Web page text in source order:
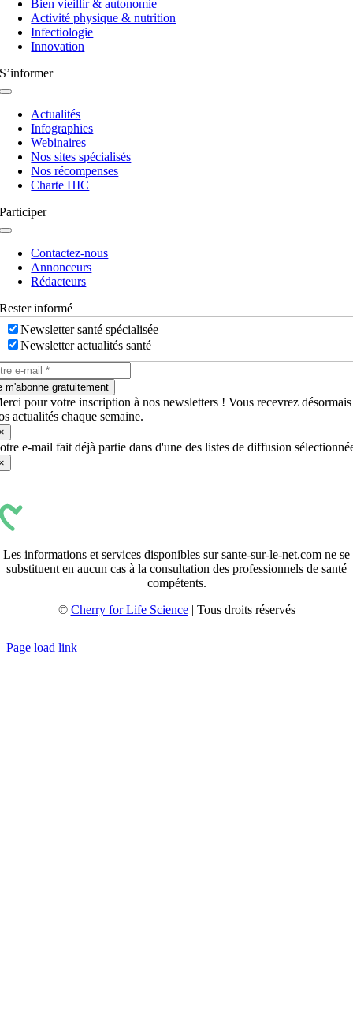
Bien vieillir & autonomie
Activité physique & nutrition
Infectiologie
Innovation
S’informer
Navigation
basculeActualités
Infographies
Webinaires
Nos sites spécialisés
Nos récompenses
Charte HIC
Participer
Navigation
basculeContactez-nous
Annonceurs
Rédacteurs
Rester informé
Newsletter santé spécialisée
Newsletter actualités santé
m'abonne gratuitement
pour votre inscription à nos newsletters ! Vous recevrez désormais
actualités chaque semaine.
e-mail fait déjà partie dans d'une des listes de diffusion
Les informations et services disponibles sur sante-sur-le-net.com ne se
substituent en aucun cas à la consultation des professionnels de santé
compétents.
© Cherry for Life Science| Tous droits réservés
Page load link